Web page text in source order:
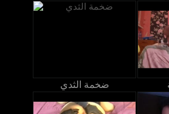
ضخمة الثدي